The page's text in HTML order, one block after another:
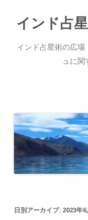
インド占
インド占星術の広
ュに
日別アーカイブ: 2023年6